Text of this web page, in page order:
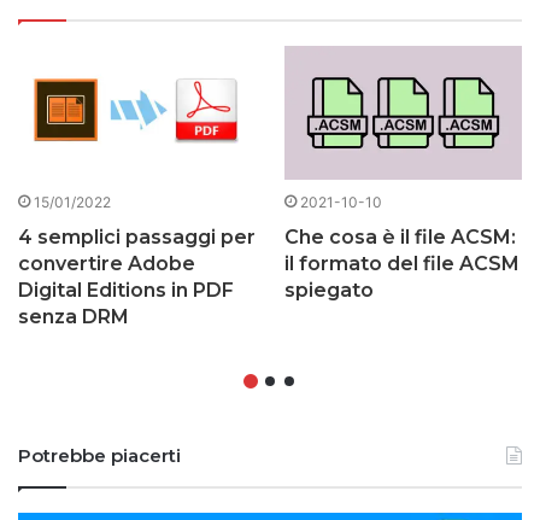
15/01/2022
4 semplici passaggi per
convertire Adobe
Digital Editions in PDF
senza DRM
2021-10-10
Che cosa è il file ACSM:
il formato del file ACSM
spiegato
Potrebbe piacerti